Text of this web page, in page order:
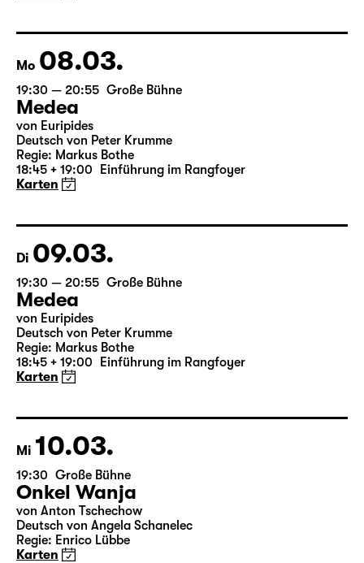
Mo 08.03.
19:30 — 20:55 Große Bühne
Medea
von Euripides
Deutsch von Peter Krumme
Regie: Markus Bothe
18:45 + 19:00
Einführung im Rangfoyer
Karten
Di 09.03.
19:30 — 20:55 Große Bühne
Medea
von Euripides
Deutsch von Peter Krumme
Regie: Markus Bothe
18:45 + 19:00
Einführung im Rangfoyer
Karten
Mi 10.03.
19:30 Große Bühne
Onkel Wanja
von Anton Tschechow
Deutsch von Angela Schanelec
Regie: Enrico Lübbe
Karten